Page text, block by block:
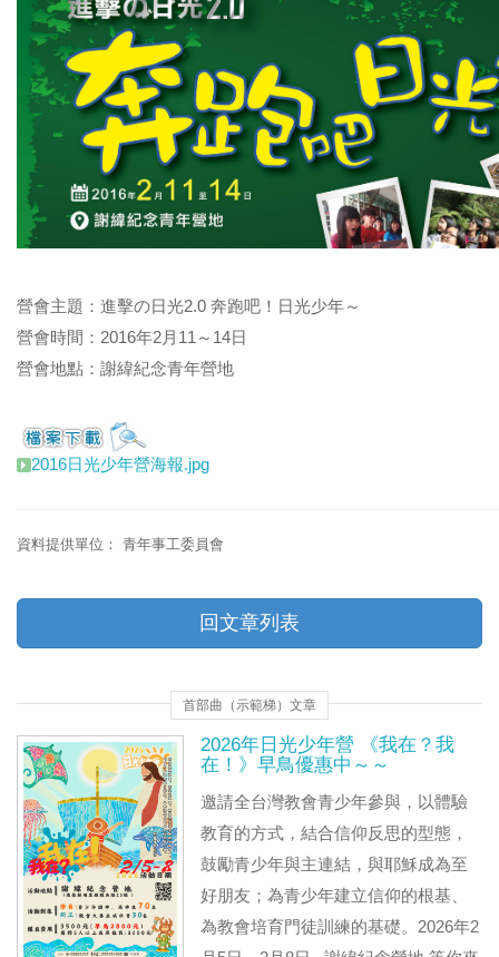
營會主題：進擊の日光2.0 奔跑吧！日光少年～
營會時間：2016年2月11～14日
營會地點：謝緯紀念青年營地
2016日光少年營海報.jpg
資料提供單位： 青年事工委員會
回文章列表
首部曲（示範梯）文章
2026年日光少年營 《我在？我
在！》早鳥優惠中～～
邀請全台灣教會青少年參與，以體驗
教育的方式，結合信仰反思的型態，
鼓勵青少年與主連結，與耶穌成為至
好朋友；為青少年建立信仰的根基、
為教會培育門徒訓練的基礎。2026年2